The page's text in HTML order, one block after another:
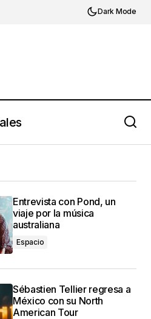
Dark Mode
camino al country
Entrevista con Pond, un
viaje por la música
australiana
Espacio
Sébastien Tellier regresa a
México con su North
American Tour